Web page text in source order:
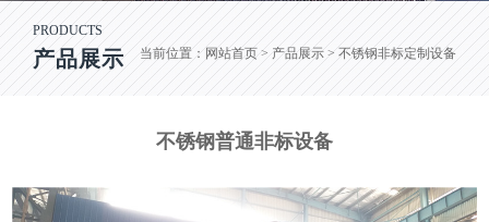
PRODUCTS
产品展示 当前位置： 网站首页> 产品展示 > 不锈钢非标定制设备
不锈钢普通非标设备